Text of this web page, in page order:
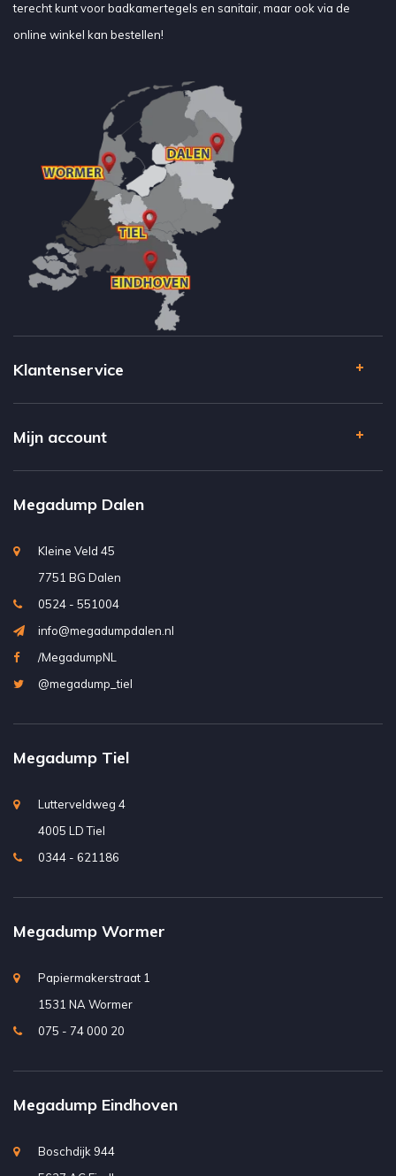
terecht kunt voor badkamertegels en sanitair, maar ook via de
online winkel kan bestellen!
Klantenservice
Mijn account
Megadump Dalen
Kleine Veld 45
7751 BG Dalen
0524 - 551004
info@megadumpdalen.nl
/MegadumpNL
@megadump_tiel
Megadump Tiel
Lutterveldweg 4
4005 LD Tiel
0344 - 621186
Megadump Wormer
Papiermakerstraat 1
1531 NA Wormer
075 - 74 000 20
Megadump Eindhoven
Boschdijk 944